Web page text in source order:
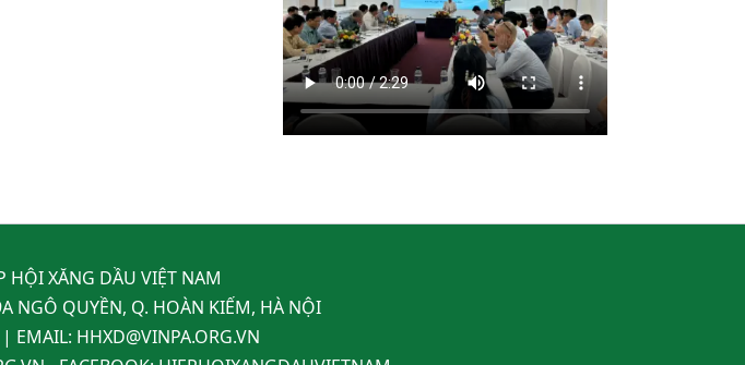
HỘI XĂNG DẦU VIỆT NAM
NGÔ QUYỀN, Q. HOÀN KIẾM, HÀ NỘI
| EMAIL: HHXD@VINPA.ORG.VN